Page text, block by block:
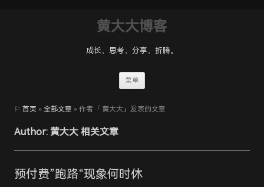
黄大大博客
成长，思考，分享，折腾。
菜单
⚐ 首页 » 全部文章 » 作者「 黄大大」发表的文章
Author: 黄大大 相关文章
预付费”跑路“现象何时休